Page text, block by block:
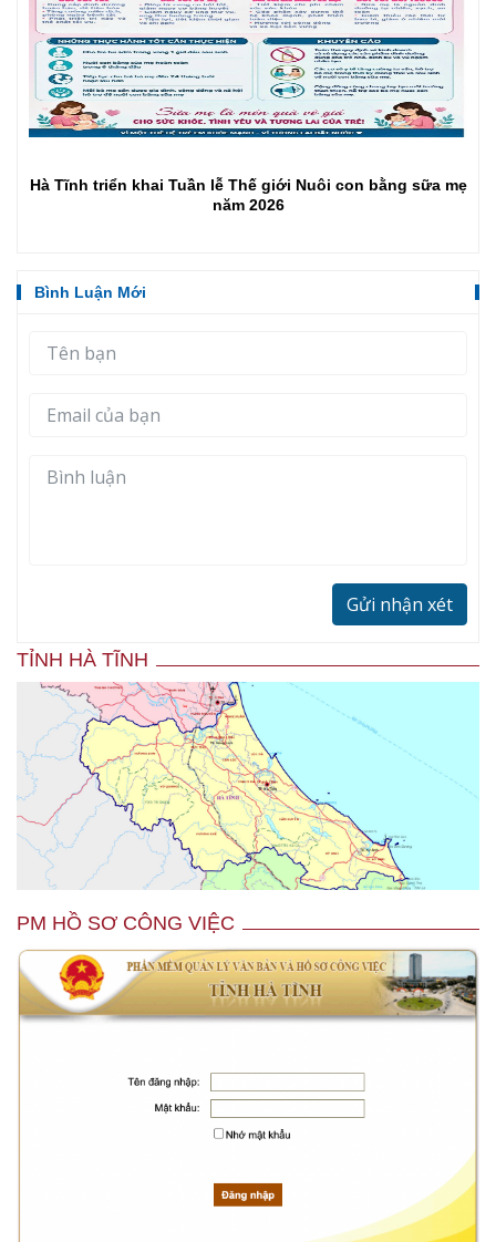
Hà Tĩnh triển khai Tuần lễ Thế giới Nuôi con bằng sữa mẹ
năm 2026
Bình Luận Mới
Gửi nhận xét
TỈNH HÀ TĨNH
PM HỒ SƠ CÔNG VIỆC